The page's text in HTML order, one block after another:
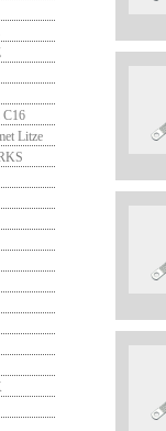
C16
Litze